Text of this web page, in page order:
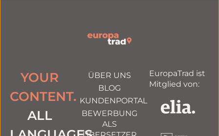
YOUR
CONTENT.
ALL
ÜBER UNS
BLOG
KUNDENPORTAL
BEWERBUNG
ALS
EuropaTrad ist
Mitglied von: